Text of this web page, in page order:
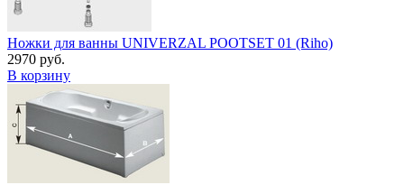
Ножки для ванны UNIVERZAL POOTSET 01 (Riho)
2970 руб.
В корзину